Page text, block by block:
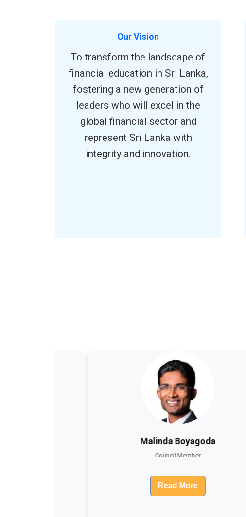
Our Vision
To transform the landscape of
financial education in Sri Lanka,
fostering a new generation of
leaders who will excel in the
global financial sector and
represent Sri Lanka with
integrity and innovation.
Malinda Boyagoda
Council Member
Read More